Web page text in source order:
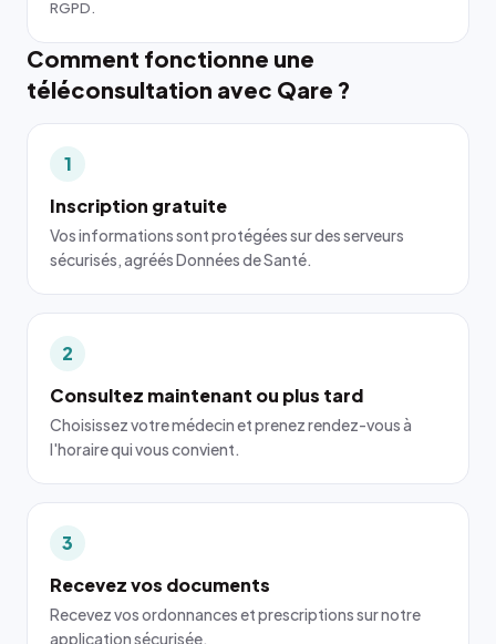
RGPD.
Comment fonctionne une
téléconsultation avec Qare ?
1
Inscription gratuite
Vos informations sont protégées sur des serveurs
sécurisés, agréés Données de Santé.
2
Consultez maintenant ou plus tard
Choisissez votre médecin et prenez rendez-vous à
l'horaire qui vous convient.
3
Recevez vos documents
Recevez vos ordonnances et prescriptions sur notre
application sécurisée.